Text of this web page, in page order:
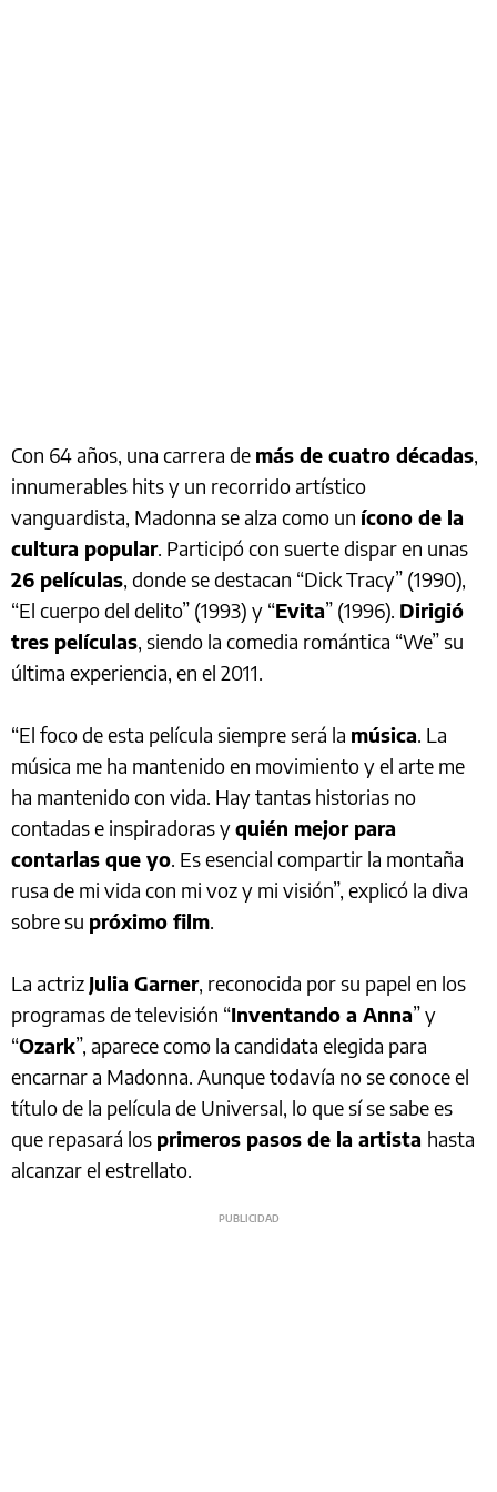
Con 64 años, una carrera de más de cuatro décadas,
innumerables hits y un recorrido artístico
vanguardista, Madonna se alza como un ícono de la
cultura popular. Participó con suerte dispar en unas
26 películas, donde se destacan “Dick Tracy” (1990),
“El cuerpo del delito” (1993) y “Evita” (1996). Dirigió
tres películas, siendo la comedia romántica “We” su
última experiencia, en el 2011.
“El foco de esta película siempre será la música. La
música me ha mantenido en movimiento y el arte me
ha mantenido con vida. Hay tantas historias no
contadas e inspiradoras yquién mejor para
contarlas que yo. Es esencial compartir la montaña
rusa de mi vida con mi voz y mi visión”, explicó la diva
sobre su próximo film.
La actriz Julia Garner, reconocida por su papel en los
programas de televisión “Inventando a Anna” y
“Ozark”, aparece como la candidata elegida para
encarnar a Madonna. Aunque todavía no se conoce el
título de la película de Universal, lo que sí se sabe es
que repasará los primeros pasos de la artista hasta
alcanzar el estrellato.